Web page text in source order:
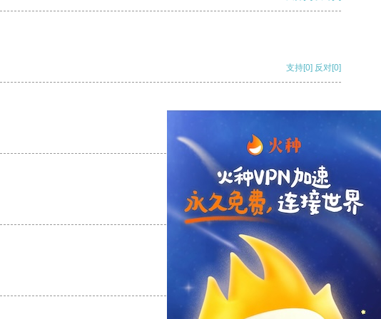
支持[0] 反对[0]
支持
支持[0] 反对[0]
支持[0] 反对[0]